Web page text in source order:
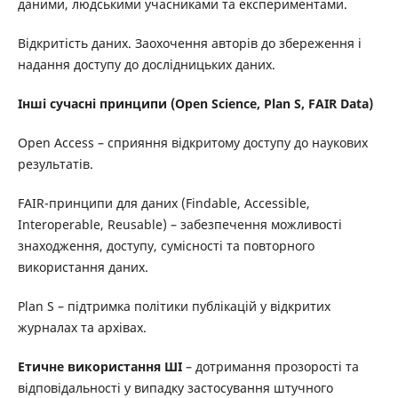
даними, людськими учасниками та експериментами.
Відкритість даних. Заохочення авторів до збереження і
надання доступу до дослідницьких даних.
Інші сучасні принципи (Open Science, Plan S, FAIR Data)
Open Access – сприяння відкритому доступу до наукових
результатів.
FAIR-принципи для даних (Findable, Accessible,
Interoperable, Reusable) – забезпечення можливості
знаходження, доступу, сумісності та повторного
використання даних.
Plan S – підтримка політики публікацій у відкритих
журналах та архівах.
Етичне використання ШІ– дотримання прозорості та
відповідальності у випадку застосування штучного